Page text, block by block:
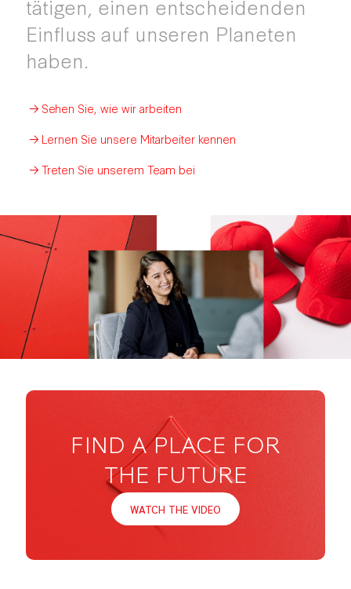
tätigen, einen entscheidenden
Einfluss auf unseren Planeten
haben.
Sehen Sie, wie wir arbeiten
Lernen Sie unsere Mitarbeiter kennen
Treten Sie unserem Team bei
FIND A PLACE FOR
THE FUTURE
WATCH THE VIDEO